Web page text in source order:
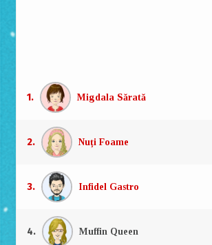
1. Migdala Sărată
2. Nuți Foame
3. Infidel Gastro
4. Muffin Queen